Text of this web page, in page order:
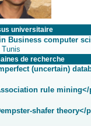
universitaire
Business computer
de recherche
(uncertain)
rule mining</
shafer theory</